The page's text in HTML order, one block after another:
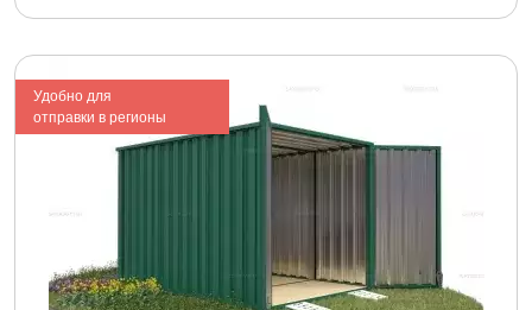
Удобно для
отправки в регионы